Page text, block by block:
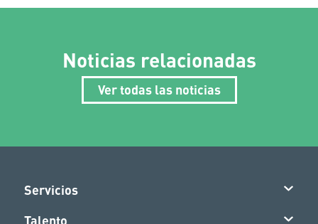
Noticias relacionadas
Ver todas las noticias
Servicios
Talento